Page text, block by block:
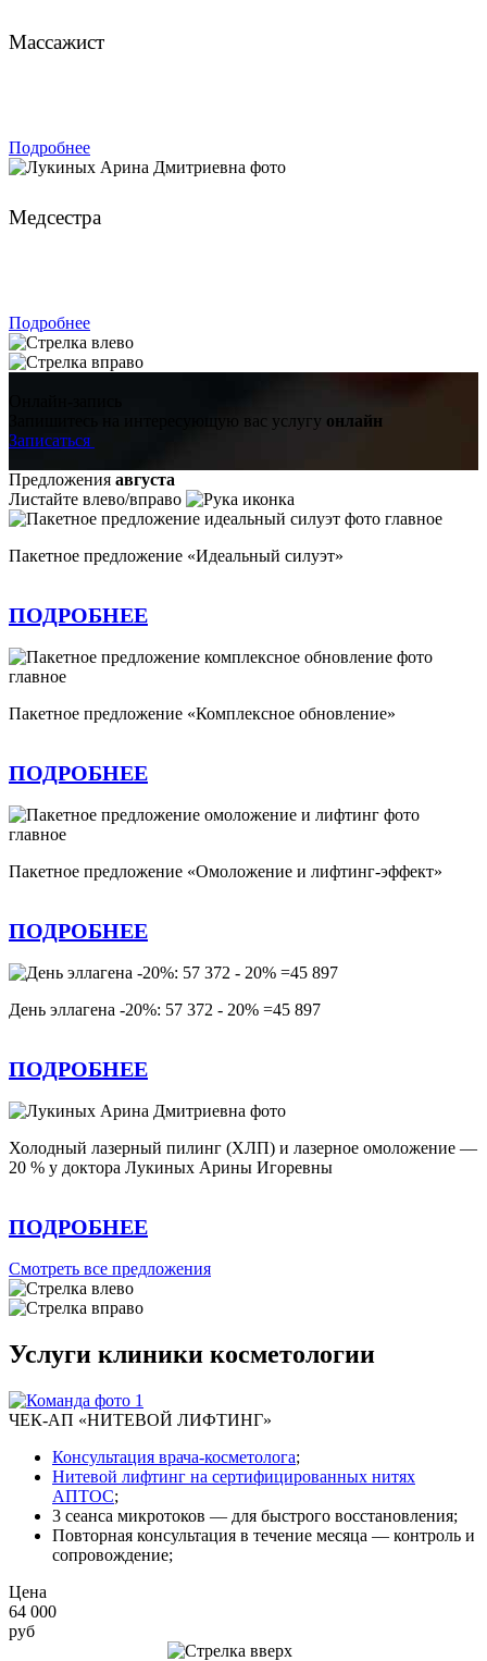
Массажист
Подробнее
Медсестра
Подробнее
Запишитесь на интересующую вас услугу онлайн
Записаться
Предложения августа
Листайте влево/вправо
Пакетное предложение «Идеальный силуэт»
ПОДРОБНЕЕ
Пакетное предложение «Комплексное обновление»
ПОДРОБНЕЕ
Пакетное предложение «Омоложение и лифтинг-эффект»
ПОДРОБНЕЕ
День эллагена -20%: 57 372 - 20% =45 897
ПОДРОБНЕЕ
Холодный лазерный пилинг (ХЛП) и лазерное омоложение —
20 % у доктора Лукиных Арины Игоревны
ПОДРОБНЕЕ
Смотреть все предложения
Услуги клиники косметологии
ЧЕК-АП «НИТЕВОЙ ЛИФТИНГ»
Консультация врача-косметолога;
Нитевой лифтинг на сертифицированных нитях
АПТОС;
3 сеанса микротоков — для быстрого восстановления;
Повторная консультация в течение месяца — контроль и
сопровождение;
Цена
64 000
руб